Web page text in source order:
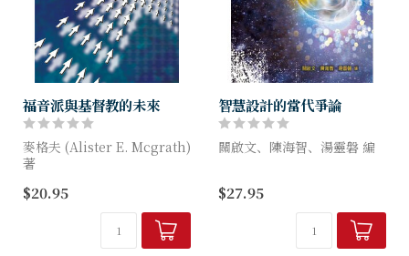
福音派與基督教的未來
麥格夫 (Alister E. Mcgrath)
著
本書對福音派的傳承、特徵、
當前危機及前景均作出精闢的
$20.95
智慧設計的當代爭論
關啟文、陳海智、湯靈磐 編
題，不但吸引專家探索，普羅
大眾也深感興趣。究竟生命從
何而來？是機遇而生，抑或由
神創造？進化論與創造論...
$27.95